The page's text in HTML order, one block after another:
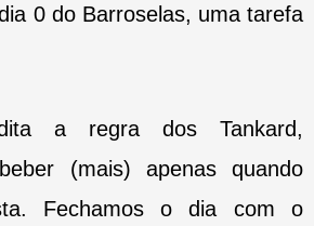
0 do Barroselas, uma tarefa
a regra dos Tankard,
(mais) apenas quando
Fechamos o dia com o